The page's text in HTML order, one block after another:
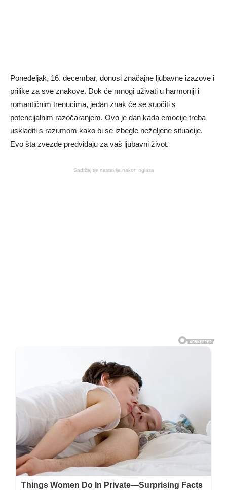
Ponedeljak, 16. decembar, donosi značajne ljubavne izazove i
prilike za sve znakove. Dok će mnogi uživati u harmoniji i
romantičnim trenucima, jedan znak će se suočiti s
potencijalnim razočaranjem. Ovo je dan kada emocije treba
uskladiti s razumom kako bi se izbegle neželjene situacije.
Evo šta zvezde predviđaju za vaš ljubavni život.
Sadržaj se nastavlja nakon oglasa